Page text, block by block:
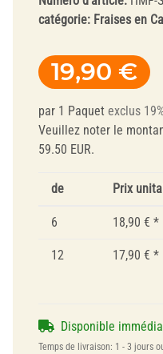
catégorie: Fraises en
19,90 €
par 1 Paquet exclus
Veuillez noter le
59.50 EUR.
de Prix
6 18,90 € *
12 17,90 € *
Disponible
Temps de livraison: 1 - 3 jours